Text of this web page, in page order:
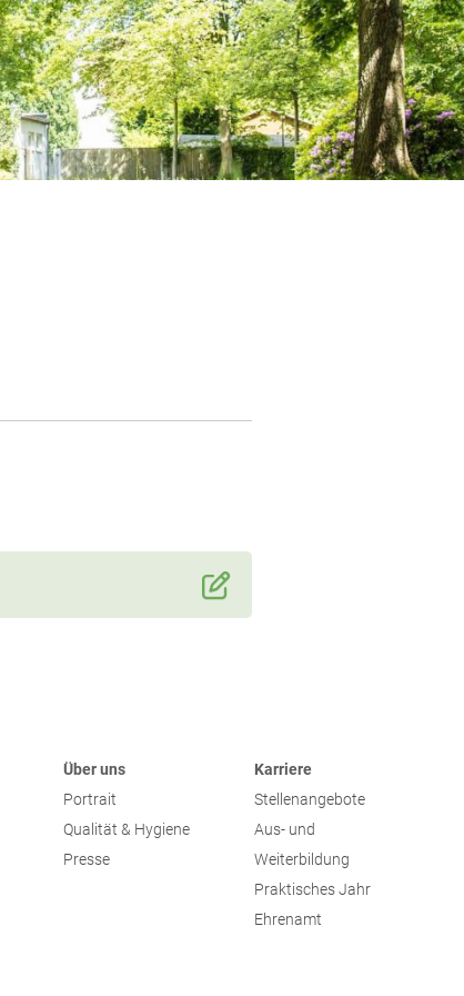
Über uns
Portrait
Qualität & Hygiene
Presse
Karriere
Stellenangebote
Aus- und
Weiterbildung
Praktisches Jahr
Ehrenamt